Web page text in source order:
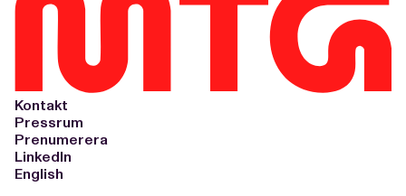
Kontakt
Pressrum
Prenumerera
LinkedIn
English